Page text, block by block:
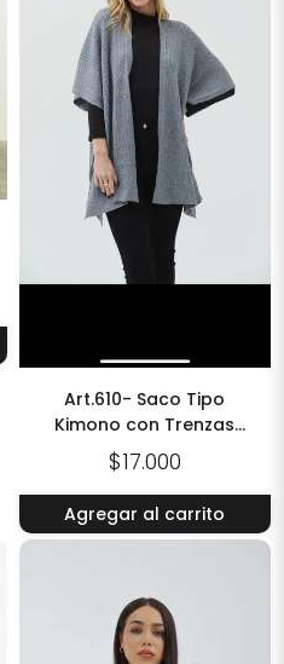
Art.610- Saco Tipo
Kimono con Trenzas
Verticales
$17.000
Agregar al carrito